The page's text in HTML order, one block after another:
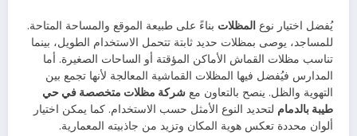
يُفضل اختيار نوع المظلات بناءً على طبيعة الموقع والمساحة المتاحة.
للمساجد، يوصى بمظلات حديد ثابتة تتحمل الاستخدام الطويل، بينما
تناسب مظلات القماش الأماكن المؤقتة أو الساحات الصغيرة. أما
المدارس فيُفضل فيها المظلات القماشية المعالجة لأنها تجمع بين
التهوية والظل. ينصح بالتعاون مع شركة مظلات متخصصة في حي
طيبة بالدمام لتحديد النوع الأمثل حسب الاستخدام. كما يمكن اختيار
ألوان محددة تعكس هوية المكان وتزيد من جاذبيته المعمارية.